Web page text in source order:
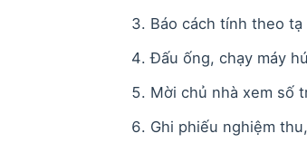
Báo cách tính theo
Đấu ống, chạy máy
Mời chủ nhà xem số
Ghi phiếu nghiệm